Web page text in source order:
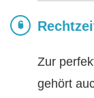
Zur
gehört